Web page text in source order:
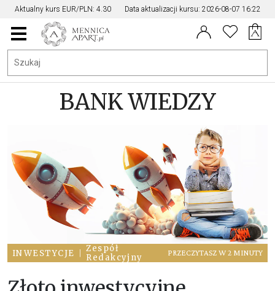
Aktualny kurs EUR/PLN: 4.30 Data aktualizacji kursu: 2026-08-07 16:22
Menu
główne
BANK WIEDZY
INWESTYCJE
Zespół
Redakcyjny
PRZECZYTASZ W 2 MINUTY